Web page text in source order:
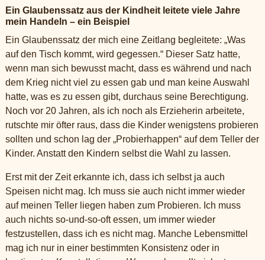
Ein Glaubenssatz aus der Kindheit leitete viele Jahre
mein Handeln – ein Beispiel
Ein Glaubenssatz der mich eine Zeitlang begleitete: „Was
auf den Tisch kommt, wird gegessen.“ Dieser Satz hatte,
wenn man sich bewusst macht, dass es während und nach
dem Krieg nicht viel zu essen gab und man keine Auswahl
hatte, was es zu essen gibt, durchaus seine Berechtigung.
Noch vor 20 Jahren, als ich noch als Erzieherin arbeitete,
rutschte mir öfter raus, dass die Kinder wenigstens probieren
sollten und schon lag der „Probierhappen“ auf dem Teller der
Kinder. Anstatt den Kindern selbst die Wahl zu lassen.
Erst mit der Zeit erkannte ich, dass ich selbst ja auch
Speisen nicht mag. Ich muss sie auch nicht immer wieder
auf meinen Teller liegen haben zum Probieren. Ich muss
auch nichts so-und-so-oft essen, um immer wieder
festzustellen, dass ich es nicht mag. Manche Lebensmittel
mag ich nur in einer bestimmten Konsistenz oder in